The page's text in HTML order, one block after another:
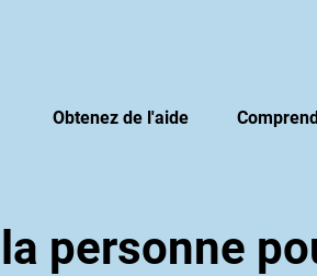
Obtenez de l'aide
personne